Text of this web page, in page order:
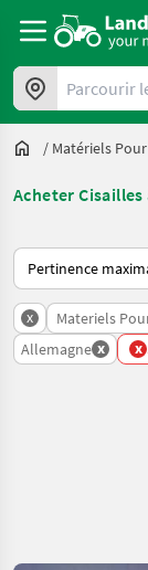
Parcourir les
/ Matériels
Acheter
Voici comment
x Materiels
Allemagne x x